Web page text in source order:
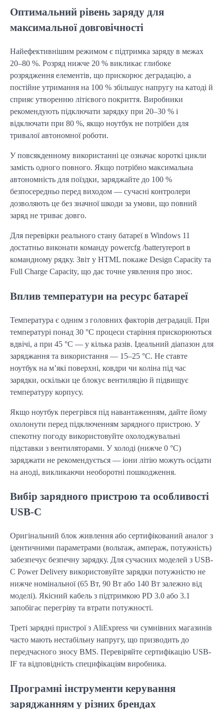
Оптимальний рівень заряду для
максимальної довговічності
Найефективнішим режимом є підтримка заряду в межах
20–80 %. Розряд нижче 20 % викликає глибоке
розрядження елементів, що прискорює деградацію, а
постійне утримання на 100 % збільшує напругу на катоді й
сприяє утворенню літієвого покриття. Виробники
рекомендують підключати зарядку при 20–30 % і
відключати при 80 %, якщо ноутбук не потрібен для
тривалої автономної роботи.
У повсякденному використанні це означає короткі цикли
замість одного повного. Якщо потрібно максимальна
автономність для поїздки, заряджайте до 100 %
безпосередньо перед виходом — сучасні контролери
дозволяють це без значної шкоди за умови, що повний
заряд не триває довго.
Для перевірки реального стану батареї в Windows 11
достатньо виконати команду powercfg /batteryreport в
командному рядку. Звіт у HTML покаже Design Capacity та
Full Charge Capacity, що дає точне уявлення про знос.
Вплив температури на ресурс батареї
Температура є одним з головних факторів деградації. При
температурі понад 30 °C процеси старіння прискорюються
вдвічі, а при 45 °C — у кілька разів. Ідеальний діапазон для
заряджання та використання — 15–25 °C. Не ставте
ноутбук на м’які поверхні, ковдри чи коліна під час
зарядки, оскільки це блокує вентиляцію й підвищує
температуру корпусу.
Якщо ноутбук перегрівся під навантаженням, дайте йому
охолонути перед підключенням зарядного пристрою. У
спекотну погоду використовуйте охолоджувальні
підставки з вентиляторами. У холоді (нижче 0 °C)
заряджати не рекомендується — іони літію можуть осідати
на аноді, викликаючи необоротні пошкодження.
Вибір зарядного пристрою та особливості
USB-C
Оригінальний блок живлення або сертифікований аналог з
ідентичними параметрами (вольтаж, ампераж, потужність)
забезпечує безпечну зарядку. Для сучасних моделей з USB-
C Power Delivery використовуйте зарядки потужністю не
нижче номінальної (65 Вт, 90 Вт або 140 Вт залежно від
моделі). Якісний кабель з підтримкою PD 3.0 або 3.1
запобігає перегріву та втрати потужності.
Треті зарядні пристрої з AliExpress чи сумнівних магазинів
часто мають нестабільну напругу, що призводить до
передчасного зносу BMS. Перевіряйте сертифікацію USB-
IF та відповідність специфікаціям виробника.
Програмні інструменти керування
заряджанням у різних брендах